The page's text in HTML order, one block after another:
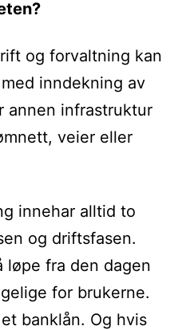
og forvaltning kan
inndekning av
annen infrastruktur
veier eller
innehar alltid to
og driftsfasen.
løpe fra den dagen
for brukerne.
banklån. Og hvis